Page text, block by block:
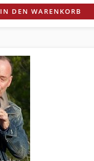
IN DEN WARENKORB